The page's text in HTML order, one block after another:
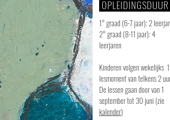
OPLEIDINGSDUUR
1° graad (6-7 jaar): 2
2° graad (8-11 jaar): 4
leerjaren
Kinderen volgen wekelijks 1
lesmoment van telkens 2
De lessen gaan door van1
september tot 30 juni (zie
kalender)